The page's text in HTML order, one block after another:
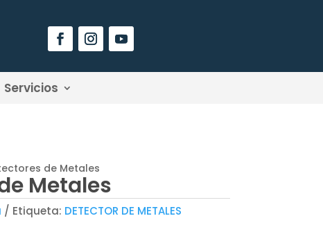
Servicios
de Metales
Metales
Etiqueta: DETECTOR DE METALES